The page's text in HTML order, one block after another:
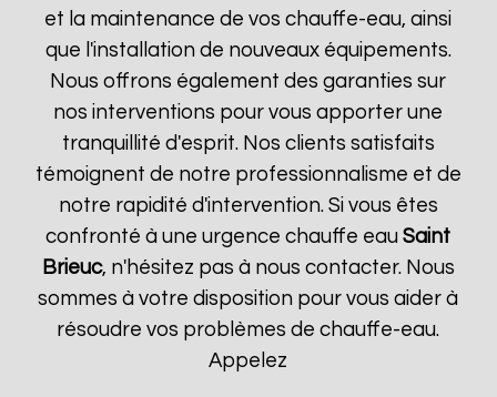
et la maintenance de vos chauffe-eau, ainsi
que l'installation de nouveaux équipements.
Nous offrons également des garanties sur
nos interventions pour vous apporter une
tranquillité d'esprit. Nos clients satisfaits
témoignent de notre professionnalisme et de
notre rapidité d'intervention. Si vous êtes
confronté à une urgence chauffe eauSaint
Brieuc, n'hésitez pas à nous contacter. Nous
sommes à votre disposition pour vous aider à
résoudre vos problèmes de chauffe-eau.
Appelez